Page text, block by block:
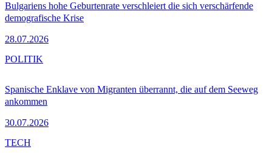
Bulgariens hohe Geburtenrate verschleiert die sich verschärfende
demografische Krise
28.07.2026
Spanische Enklave von Migranten überrannt, die auf dem Seeweg
ankommen
30.07.2026
POLITIK
TECH